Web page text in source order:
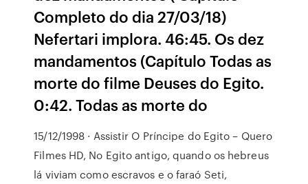
Completo do dia 27/03/18)
Nefertari implora. 46:45. Os dez
mandamentos (Capítulo Todas as
morte do filme Deuses do Egito.
0:42. Todas as morte do
15/12/1998 · Assistir O Príncipe do Egito – Quero
Filmes HD, No Egito antigo, quando os hebreus
lá viviam como escravos e o faraó Seti,